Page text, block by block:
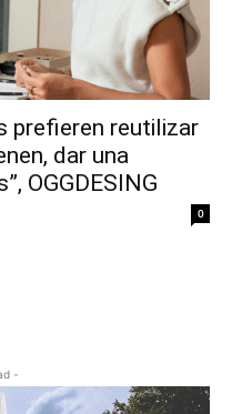
prefieren reutilizar
dar una
OGGDESING
0
-